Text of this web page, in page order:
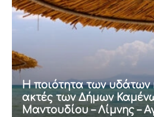
Η ποιότητα των υδάτων
ακτές των Δήμων
Μαντουδίου – Λίμνης –